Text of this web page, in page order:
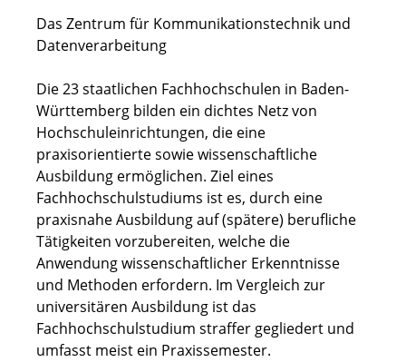
Das Zentrum für Kommunikationstechnik und
Datenverarbeitung
Die 23 staatlichen Fachhochschulen in Baden-
Württemberg bilden ein dichtes Netz von
Hochschuleinrichtungen, die eine
praxisorientierte sowie wissenschaftliche
Ausbildung ermöglichen. Ziel eines
Fachhochschulstudiums ist es, durch eine
praxisnahe Ausbildung auf (spätere) berufliche
Tätigkeiten vorzubereiten, welche die
Anwendung wissenschaftlicher Erkenntnisse
und Methoden erfordern. Im Vergleich zur
universitären Ausbildung ist das
Fachhochschulstudium straffer gegliedert und
umfasst meist ein Praxissemester.